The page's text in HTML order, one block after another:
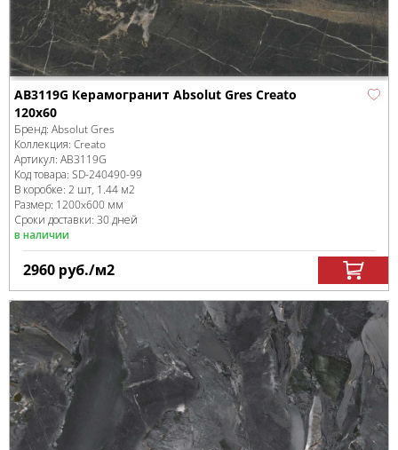
AB3119G Керамогранит Absolut Gres Creato
120x60
Бренд: Absolut Gres
Коллекция: Creato
Артикул: AB3119G
Код товара: SD-240490-99
В коробке: 2 шт, 1.44 м2
Размер: 1200x600 мм
Сроки доставки: 30 дней
в наличии
2960 руб./м2